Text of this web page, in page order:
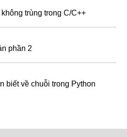
trùng trong C/C++
phần 2
biết về chuỗi trong Python